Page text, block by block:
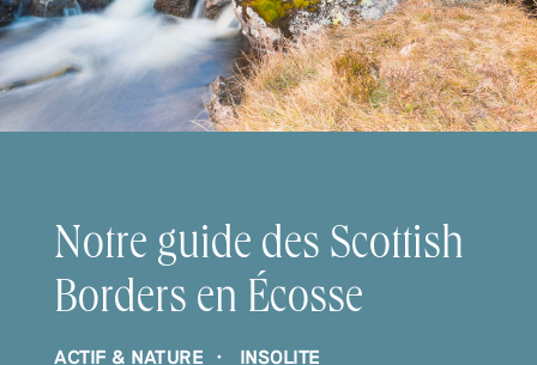
Angleterre
Notre guide des Scottish
Borders en Écosse
ACTIF & NATURE INSOLITE